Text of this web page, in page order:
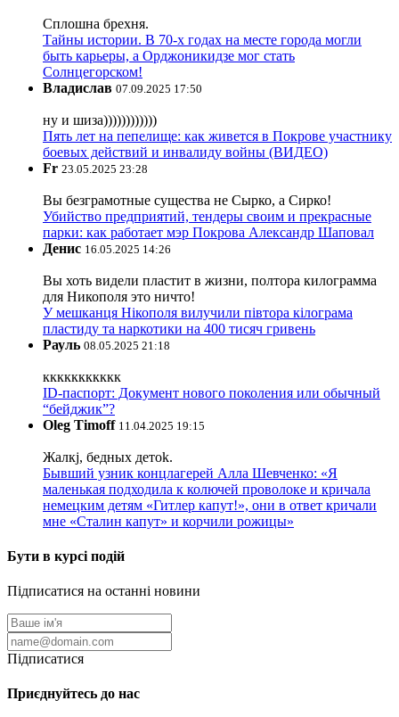
Сплошна брехня.
Тайны истории. В 70-х годах на месте города могли
быть карьеры, а Орджоникидзе мог стать
Солнцегорском!
Владислав 07.09.2025 17:50
ну и шиза))))))))))))
Пять лет на пепелище: как живется в Покрове участнику
боевых действий и инвалиду войны (ВИДЕО)
Fr 23.05.2025 23:28
Вы безграмотные существа не Сырко, а Сирко!
Убийство предприятий, тендеры своим и прекрасные
парки: как работает мэр Покрова Александр Шаповал
Денис 16.05.2025 14:26
Вы хоть видели пластит в жизни, полтора килограмма
для Никополя это ничто!
У мешканця Нікополя вилучили півтора кілограма
пластиду та наркотики на 400 тисяч гривень
Рауль 08.05.2025 21:18
ккккккккккк
ID-паспорт: Документ нового поколения или обычный
“бейджик”?
Oleg Timoff 11.04.2025 19:15
Жалкj, бедных детok.
Бывший узник концлагерей Алла Шевченко: «Я
маленькая подходила к колючей проволоке и кричала
немецким детям «Гитлер капут!», они в ответ кричали
мне «Сталин капут» и корчили рожицы»
Бути в курсі подій
Підписатися на останні новини
Підписатися
Приєднуйтесь до нас